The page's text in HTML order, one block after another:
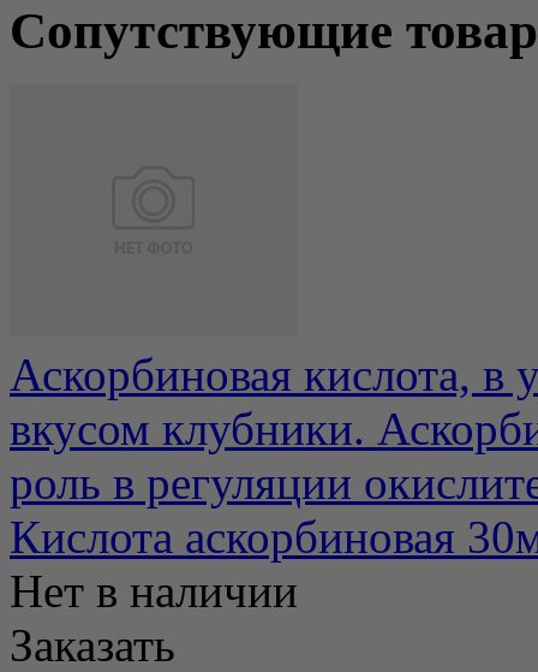
Сопутствующие
Аскорбиновая кислота, в
вкусом клубники.
роль в регуляции
Кислота аскорбиновая
Нет в наличии
Заказать